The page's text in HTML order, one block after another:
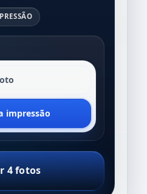
impressão
4 fotos